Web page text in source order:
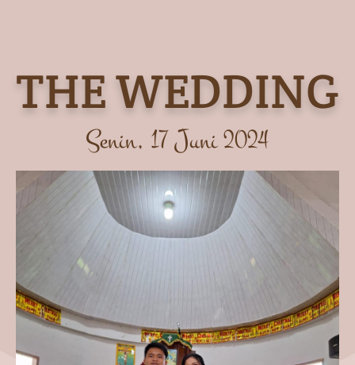
THE WEDDING
Senin, 17 Juni 2024